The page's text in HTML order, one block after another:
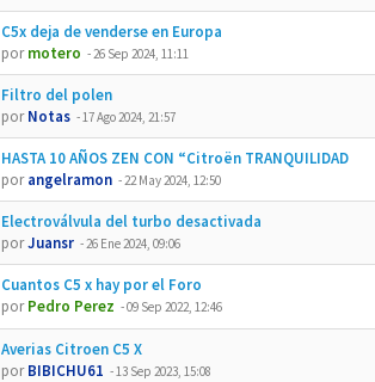
C5x deja de venderse en Europa
pormotero -26 Sep 2024, 11:11
Filtro del polen
porNotas -17 Ago 2024, 21:57
HASTA 10 AÑOS ZEN CON “Citroën TRANQUILIDAD
porangelramon -22 May 2024, 12:50
Electroválvula del turbo desactivada
porJuansr -26 Ene 2024, 09:06
Cuantos C5 x hay por el Foro
porPedro Perez -09 Sep 2022, 12:46
Averias Citroen C5 X
porBIBICHU61 -13 Sep 2023, 15:08